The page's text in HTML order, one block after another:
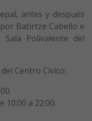
antes y después
Batirtze Cabello e
Sala Polivalente del
Centro Cívico:
10:00 a 22:00.